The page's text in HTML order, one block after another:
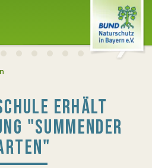
ERHÄLT
"SUMMENDER